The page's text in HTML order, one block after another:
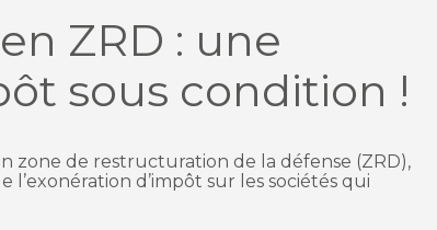
ZRD : une
sous condition !
zone de restructuration de la défense (ZRD),
d’impôt sur les sociétés qui